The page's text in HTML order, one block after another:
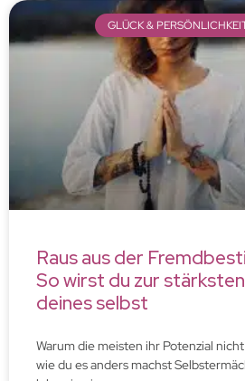
GLÜCK &
Raus aus der
So wirst du zur
deines selbst
Warum die meisten ihr Potenzial
wie du es anders machst